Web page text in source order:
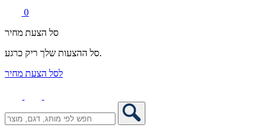
0
סל הצעת מחיר
סל ההצעות שלך ריק כרגע.
לסל הצעת מחיר